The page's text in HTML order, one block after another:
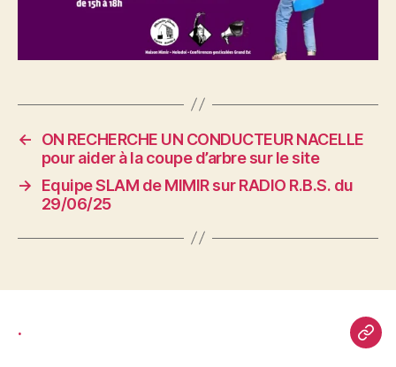
←
ON RECHERCHE UN CONDUCTEUR NACELLE
pour aider à la coupe d’arbre sur le site
→
Equipe SLAM de MIMIR sur RADIO R.B.S. du
29/06/25
.
.